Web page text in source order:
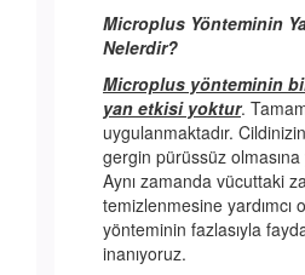
Microplus Yönteminin
Nelerdir?
Microplus yönteminin
yan etkisi yoktur.
uygulanmaktadır.
gergin pürüssüz olmasına
Aynı zamanda vücuttaki
temizlenmesine yardımcı
yönteminin fazlasıyla
inanıyoruz.